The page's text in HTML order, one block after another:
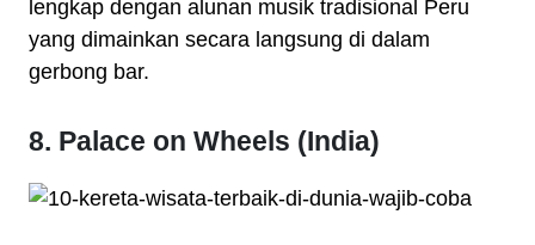
lengkap dengan alunan musik tradisional Peru
yang dimainkan secara langsung di dalam
gerbong bar.
8. Palace on Wheels (India)